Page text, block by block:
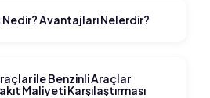
Avantajları Nelerdir?
ile Benzinli Araçlar
Maliyeti Karşılaştırması